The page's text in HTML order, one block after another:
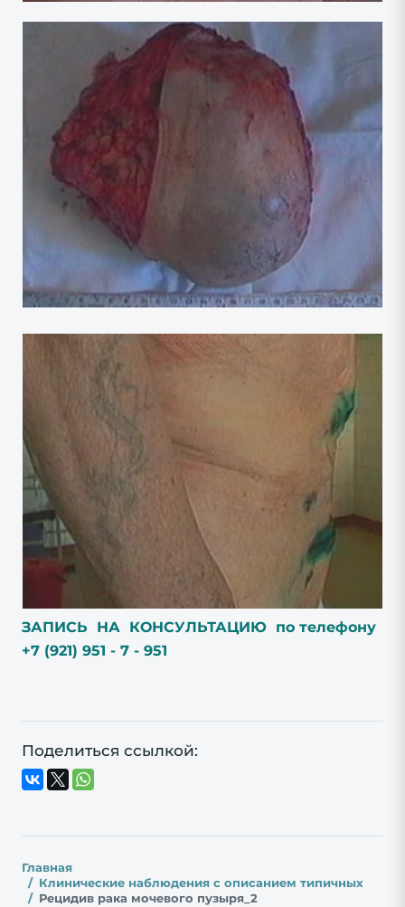
ЗАПИСЬ НА КОНСУЛЬТАЦИЮ по телефону
+7 (921) 951 - 7 - 951
Поделиться ссылкой:
Главная
Клинические наблюдения с описанием типичных
Рецидив рака мочевого пузыря_2